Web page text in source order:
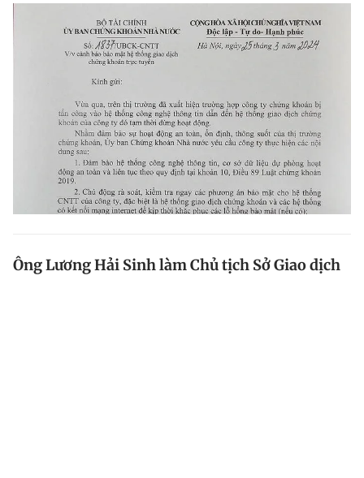
Ông Lương Hải Sinh làm Chủ tịch Sở Giao dịch